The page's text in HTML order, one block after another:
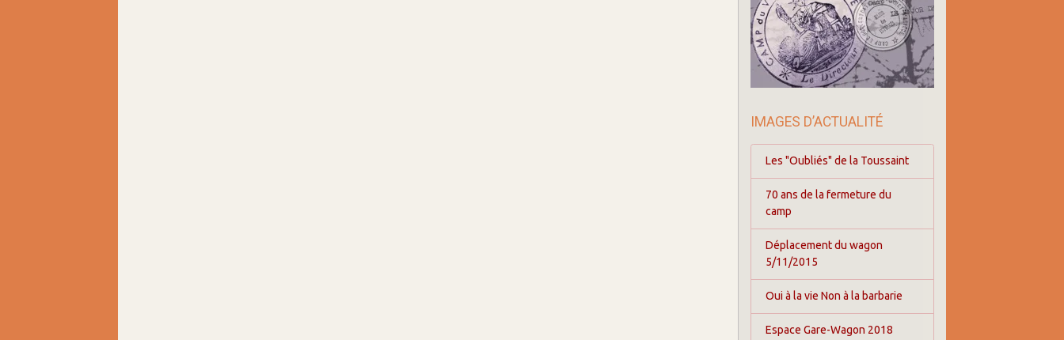
IMAGES D’ACTUALITÉ
Les "Oubliés" de la Toussaint
70 ans de la fermeture du
camp
Déplacement du wagon
5/11/2015
Oui à la vie Non à la barbarie
Espace Gare-Wagon 2018